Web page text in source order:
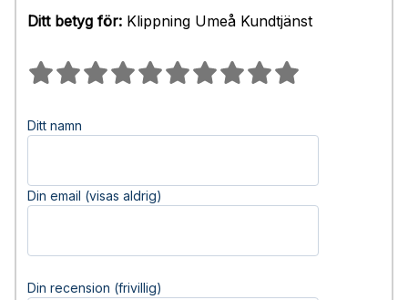
Ditt betyg för: Klippning Umeå Kundtjänst
Ditt namn
Din email (visas aldrig)
Din recension (frivillig)